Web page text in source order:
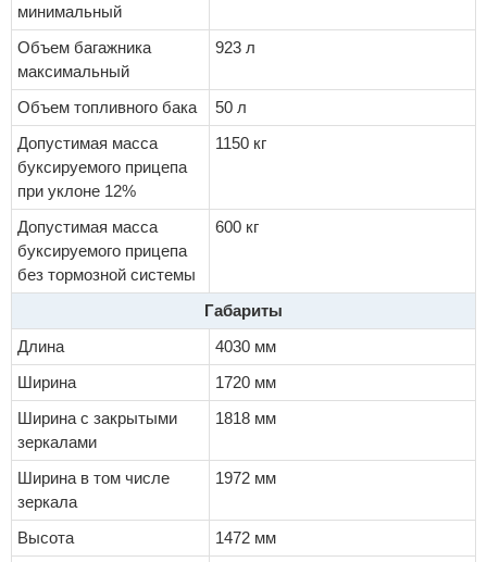
минимальный
Объем багажника
максимальный
923 л
Объем топливного бака
50 л
Допустимая масса
буксируемого прицепа
при уклоне 12%
1150 кг
Допустимая масса
буксируемого прицепа
без тормозной системы
600 кг
Габариты
Длина
4030 мм
Ширина
1720 мм
Ширина с закрытыми
зеркалами
1818 мм
Ширина в том числе
зеркала
1972 мм
Высота
1472 мм